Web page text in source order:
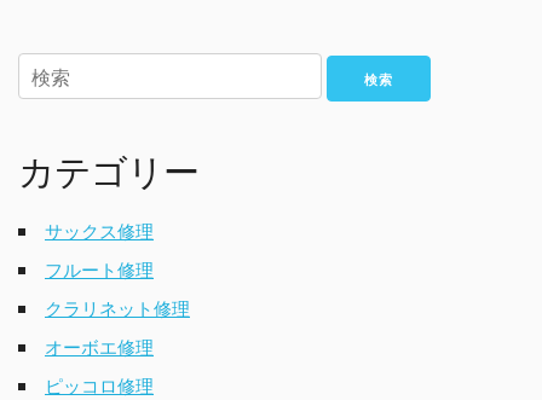
検索
カテゴリー
サックス修理
フルート修理
クラリネット修理
オーボエ修理
ピッコロ修理